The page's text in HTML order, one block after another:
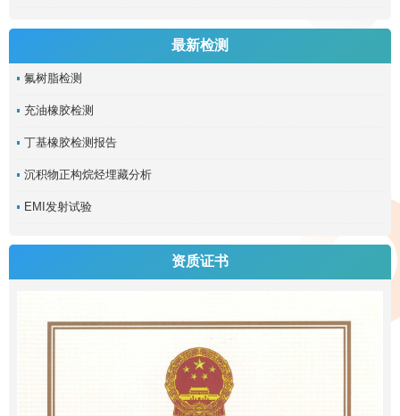
最新检测
氟树脂检测
充油橡胶检测
丁基橡胶检测报告
沉积物正构烷烃埋藏分析
EMI发射试验
资质证书